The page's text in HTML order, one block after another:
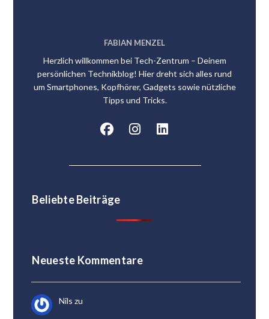
FABIAN MENZEL
Herzlich willkommen bei Tech-Zentrum – Deinem
persönlichen Technikblog! Hier dreht sich alles rund
um Smartphones, Kopfhörer, Gadgets sowie nützliche
Tipps und Tricks.
Beliebte Beiträge
Neueste Kommentare
Nils zu